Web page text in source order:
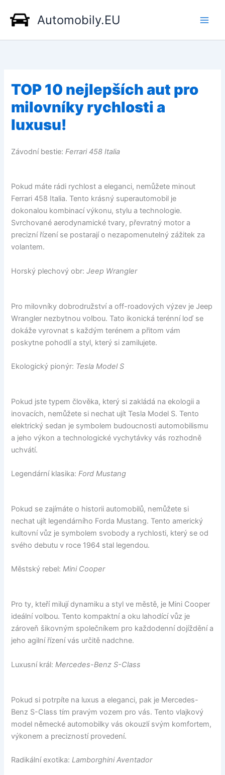
obsah
Automobily.EU
TOP 10 nejlepších aut pro
milovníky rychlosti a
luxusu!
Závodní bestie: Ferrari 458 Italia
Pokud máte rádi rychlost a eleganci, nemůžete minout
Ferrari 458 Italia. Tento krásný superautomobil je
dokonalou kombinací výkonu, stylu a technologie.
Svrchované aerodynamické tvary, převratný motor a
precizní řízení se postarají o nezapomenutelný zážitek za
volantem.
Horský plechový obr:Jeep Wrangler
Pro milovníky dobrodružství a off-roadových výzev je Jeep
Wrangler nezbytnou volbou. Tato ikonická terénní loď se
dokáže vyrovnat s každým terénem a přitom vám
poskytne pohodlí a styl, který si zamilujete.
Ekologický pionýr: Tesla Model S
Pokud jste typem člověka, který si zakládá na ekologii a
inovacích, nemůžete si nechat ujít Tesla Model S. Tento
elektrický sedan je symbolem budoucnosti automobilismu
a jeho výkon a technologické vychytávky vás rozhodně
uchvátí.
Legendární klasika:Ford Mustang
Pokud se zajímáte o historii automobilů, nemůžete si
nechat ujít legendárního Forda Mustang. Tento americký
kultovní vůz je symbolem svobody a rychlosti, který se od
svého debutu v roce 1964 stal legendou.
Městský rebel:Mini Cooper
Pro ty, kteří milují dynamiku a styl ve městě, je Mini Cooper
ideální volbou. Tento kompaktní a oku lahodící vůz je
zároveň šikovným společníkem pro každodenní dojíždění a
jeho agilní řízení vás určitě nadchne.
Luxusní král:Mercedes-Benz S-Class
Pokud si potrpíte na luxus a eleganci, pak je Mercedes-
Benz S-Class tím pravým vozem pro vás. Tento vlajkový
model německé automobilky vás okouzlí svým komfortem,
výkonem a precizností provedení.
Radikální exotika:Lamborghini Aventador